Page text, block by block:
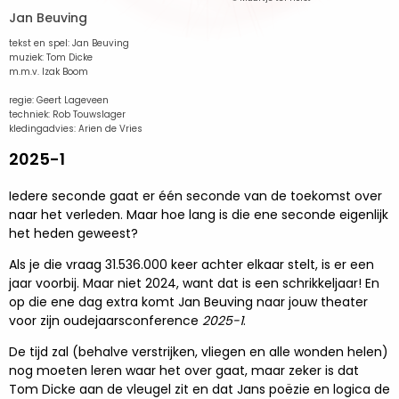
Jan Beuving
tekst en spel: Jan Beuving
muziek: Tom Dicke
m.m.v. Izak Boom
regie: Geert Lageveen
techniek: Rob Touwslager
kledingadvies: Arien de Vries
2025-1
Iedere seconde gaat er één seconde van de toekomst over
naar het verleden. Maar hoe lang is die ene seconde eigenlijk
het heden geweest?
Als je die vraag 31.536.000 keer achter elkaar stelt, is er een
jaar voorbij. Maar niet 2024, want dat is een schrikkeljaar! En
op die ene dag extra komt Jan Beuving naar jouw theater
voor zijn oudejaarsconference 2025-1.
De tijd zal (behalve verstrijken, vliegen en alle wonden helen)
nog moeten leren waar het over gaat, maar zeker is dat
Tom Dicke aan de vleugel zit en dat Jans poëzie en logica de